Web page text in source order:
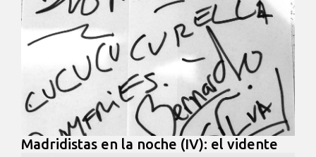
Madridistas en la noche (IV): el vidente